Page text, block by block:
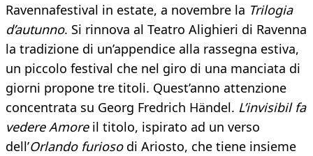
Ravennafestival in estate, a novembre la Trilogia
d’autunno. Si rinnova al Teatro Alighieri di Ravenna
la tradizione di un’appendice alla rassegna estiva,
un piccolo festival che nel giro di una manciata di
giorni propone tre titoli. Quest’anno attenzione
concentrata su Georg Fredrich Händel. L’invisibil fa
vedere Amoreil titolo, ispirato ad un verso
dell’Orlando furioso di Ariosto, che tiene insieme